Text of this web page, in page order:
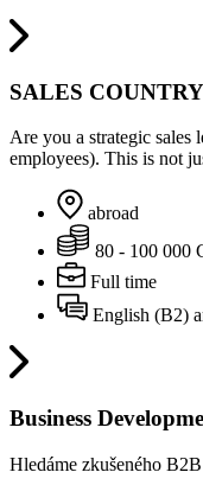
SALES
Are you a strategic
employees). This is not
abroad
80 - 100 000
Full time
English (B2)
Business
Hledáme zkušeného